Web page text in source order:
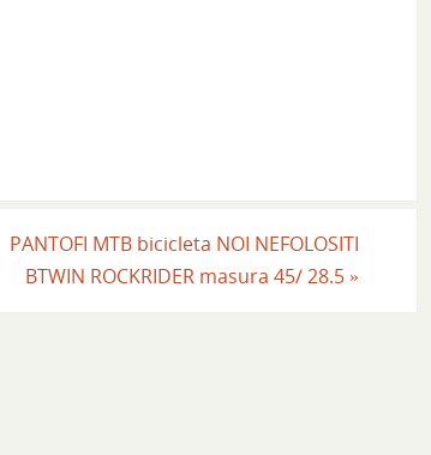
PANTOFI MTB bicicleta NOI NEFOLOSITI
BTWIN ROCKRIDER masura 45/ 28.5 »